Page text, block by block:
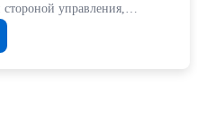
управления,…